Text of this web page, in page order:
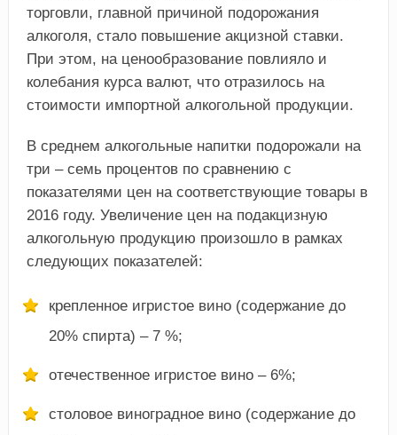
торговли, главной причиной подорожания
алкоголя, стало повышение акцизной ставки.
При этом, на ценообразование повлияло и
колебания курса валют, что отразилось на
стоимости импортной алкогольной продукции.
В среднем алкогольные напитки подорожали на
три – семь процентов по сравнению с
показателями цен на соответствующие товары в
2016 году. Увеличение цен на подакцизную
алкогольную продукцию произошло в рамках
следующих показателей:
крепленное игристое вино (содержание до
20% спирта) – 7 %;
отечественное игристое вино – 6%;
столовое виноградное вино (содержание до